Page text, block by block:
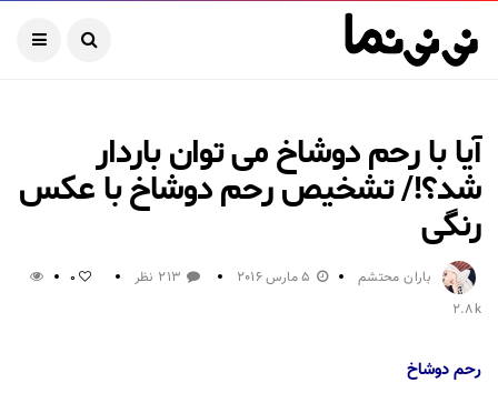
آیا با رحم دوشاخ می توان باردار
شد؟!/ تشخیص رحم دوشاخ با عکس
رنگی
باران محتشم 5 مارس 2016 213 نظر 0
2.8k
رحم دوشاخ